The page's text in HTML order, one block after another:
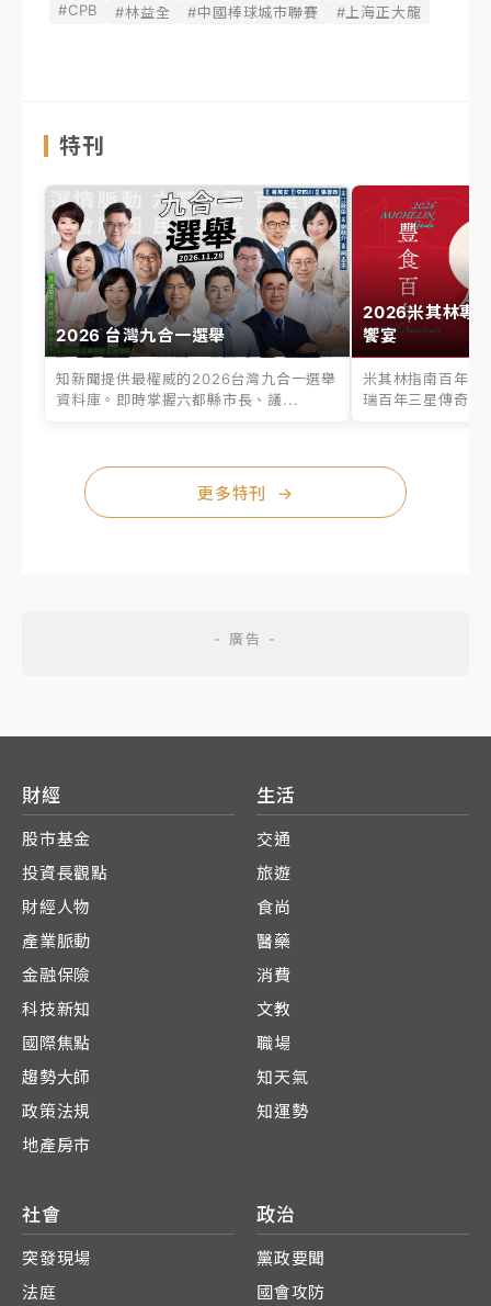
#CPB #林益全 #中國棒球城市聯賽 #上海正大龍
特刊
2026 台灣九合一選舉
知新聞提供最權威的2026台灣九合一選舉
資料庫。即時掌握六都縣市長、議...
2026米其林專
饗宴
米其林指南百年之
瑞百年三星傳奇、
更多特刊 →
財經
股市基金
投資長觀點
財經人物
產業脈動
金融保險
科技新知
國際焦點
趨勢大師
政策法規
地產房市
生活
交通
旅遊
食尚
醫藥
消費
文教
職場
知天氣
知運勢
社會
突發現場
法庭
政治
黨政要聞
國會攻防